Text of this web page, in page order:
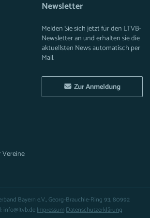
Newsletter
Melden Sie sich jetzt für den LTVB-
Newsletter an und erhalten sie die
aktuellsten News automatisch per
Mail.
Zur Anmeldung
Bayern e.V., Georg-Brauchle-Ring 93, 80992
info@ltvb.deImpressumDatenschutzerklärung